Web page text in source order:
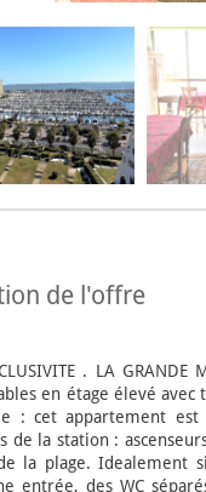
de l'offre
. LA
en étage élevé avec
: cet appartement
de la station :
la plage. Idealement
entrée, des WC